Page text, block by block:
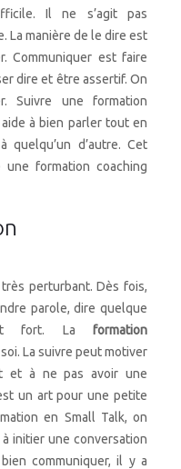
Il ne s’agit pas
La manière de le dire est
Communiquer est faire
dire et être assertif. On
Suivre une formation
à bien parler tout en
d’autre. Cet
une formation coaching
perturbant. Dès fois,
parole, dire quelque
fort. La formation
La suivre peut motiver
et à ne pas avoir une
un art pour une petite
en Small Talk, on
initier une conversation
communiquer, il y a